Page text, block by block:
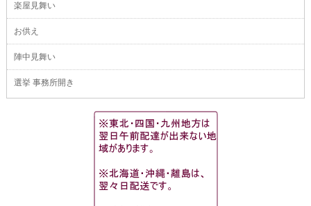
楽屋見舞い
お供え
陣中見舞い
選挙 事務所開き